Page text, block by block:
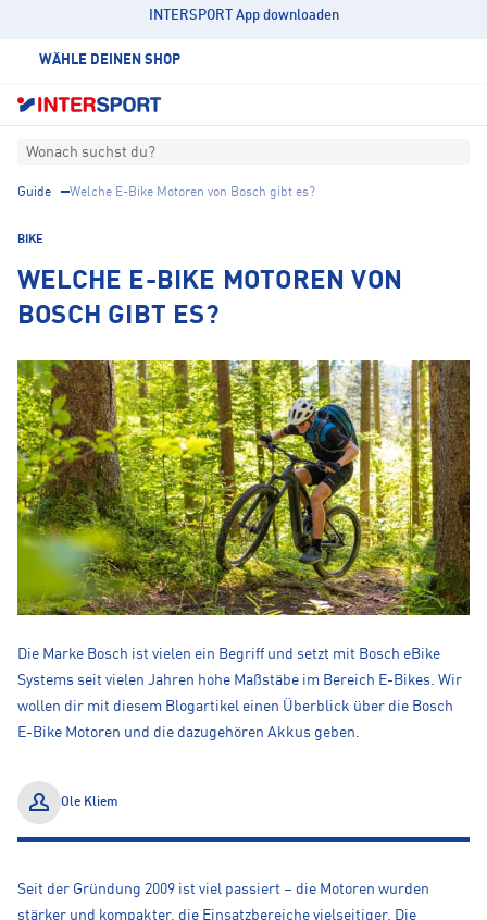
INTERSPORT App downloaden
WÄHLE DEINEN SHOP
Wonach suchst du?
Guide Welche E-Bike Motoren von Bosch gibt es?
BIKE
WELCHE E-BIKE MOTOREN VON
BOSCH GIBT ES?
Die Marke Bosch ist vielen ein Begriff und setzt mit Bosch eBike
Systems seit vielen Jahren hohe Maßstäbe im Bereich E-Bikes. Wir
wollen dir mit diesem Blogartikel einen Überblick über die Bosch
E-Bike Motoren und die dazugehören Akkus geben.
Ole Kliem
Seit der Gründung 2009 ist viel passiert – die Motoren wurden
stärker und kompakter, die Einsatzbereiche vielseitiger. Die